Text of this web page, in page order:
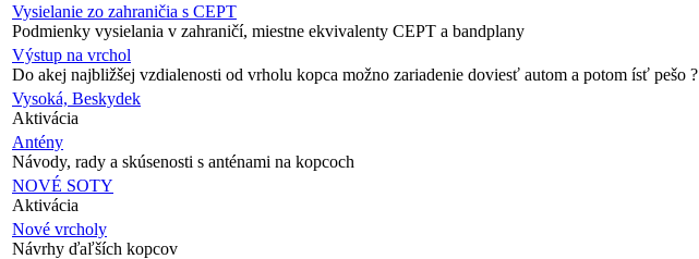
Vysielanie zo zahraničia s CEPT
Podmienky vysielania v zahraničí, miestne ekvivalenty CEPT a bandplany
Výstup na vrchol
Do akej najbližšej vzdialenosti od vrholu kopca možno zariadenie doviesť autom a potom ísť pešo ?
Vysoká, Beskydek
Aktivácia
Antény
Návody, rady a skúsenosti s anténami na kopcoch
NOVÉ SOTY
Aktivácia
Nové vrcholy
Návrhy ďaľších kopcov